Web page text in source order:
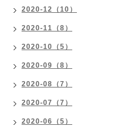
2020-12（10）
2020-11（8）
2020-10（5）
2020-09（8）
2020-08（7）
2020-07（7）
2020-06（5）